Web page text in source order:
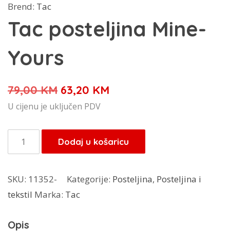
Brend: Tac
Tac posteljina Mine-
Yours
79,00KM Izvorna
cijena
je:
79,00 KM.
63,20 KM
63,20 KM.
U cijenu je uključen PDV
posteljina
Yours
količina
Dodaj u košaricu
SKU: 11352- Kategorije: Posteljina, Posteljina i
tekstil Marka: Tac
Opis